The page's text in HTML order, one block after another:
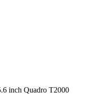
inch Quadro T2000